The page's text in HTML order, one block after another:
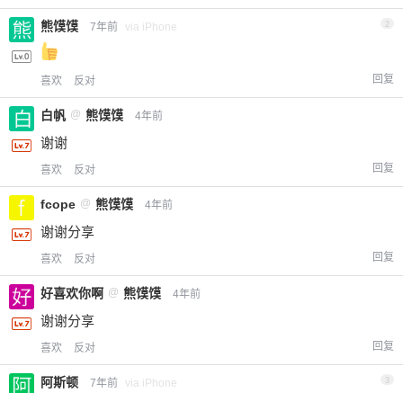
熊馍馍 7年前 via iPhone 2
喜欢 反对 回复
白帆 @ 熊馍馍 4年前
谢谢
喜欢 反对 回复
fcope @ 熊馍馍 4年前
谢谢分享
喜欢 反对 回复
好喜欢你啊 @ 熊馍馍 4年前
谢谢分享
喜欢 反对 回复
阿斯顿 7年前 via iPhone 3